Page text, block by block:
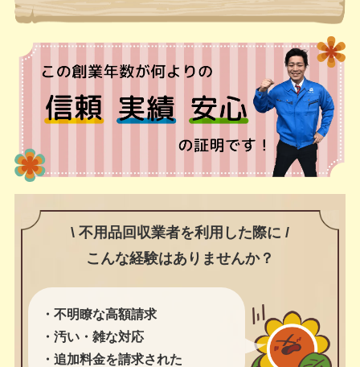
\ 不用品回収業者を利用した際に /
こんな経験はありませんか？
・不明瞭な高額請求
・汚い・雑な対応
・追加料金を請求された